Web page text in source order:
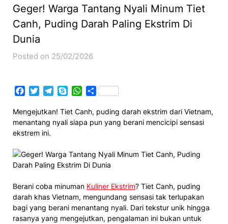
Geger! Warga Tantang Nyali Minum Tiet
Canh, Puding Darah Paling Ekstrim Di
Dunia
Posted on 25/02/2026
Facebook
TwitterTelegram
SkypeWhatsApp
Share
Mengejutkan! Tiet Canh, puding darah ekstrim dari Vietnam,
menantang nyali siapa pun yang berani mencicipi sensasi
ekstrem ini.
Berani coba minuman Kuliner Ekstrim? Tiet Canh, puding
darah khas Vietnam, mengundang sensasi tak terlupakan
bagi yang berani menantang nyali. Dari tekstur unik hingga
rasanya yang mengejutkan, pengalaman ini bukan untuk